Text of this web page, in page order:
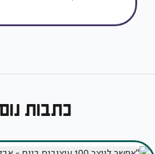
כתבות